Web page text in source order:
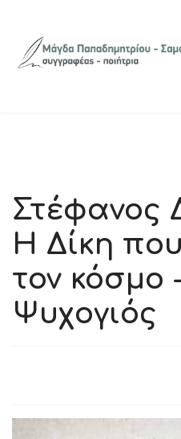
Στέφανος
Η Δίκη
τον κόσμο
Ψυχογιός